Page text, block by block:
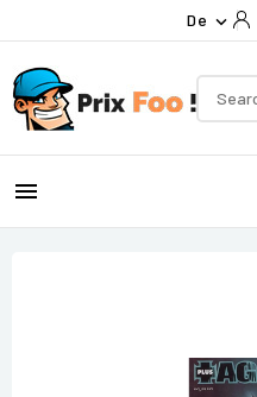
De 
